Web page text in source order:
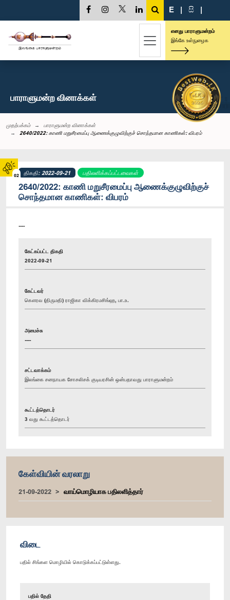
02
E | සි |
எனது பாராளுமன்றம்
இங்கே உள்நுழைக
பாராளுமன்ற வினாக்கள்
முதற்பக்கம்
பாராளுமன்ற வினாக்கள்
2640/2022: காணி மறுசீரமைப்பு ஆணைக்குழுவிற்குச் சொந்தமான காணிகள்: விபரம்
திகதி: 2022-09-21 பதிலளிக்கப்பட்டவைகள்
2640/2022: காணி மறுசீரமைப்பு ஆணைக்குழுவிற்குச்
சொந்தமான காணிகள்: விபரம்
----
கேட்கப்பட்ட திகதி
2022-09-21
கேட்டவர்
கௌரவ (திருமதி) ராஜிகா விக்கிரமசிங்ஹ, பா.உ.
அமைச்சு
----
சட்டவாக்கம்
இலங்கை சனநாயக சோசலிசக் குடியரசின் ஒன்பதாவது பாராளுமன்றம்
கூட்டத்தொடர்
3 வது கூட்டத்தொடர்
கேள்வியின் வரலாறு
21-09-2022 வாய்மொழியாக பதிலளித்தார்
விடை
பதில் சிங்கள மொழியில் கொடுக்கப்பட்டுள்ளது.
பதில் தேதி